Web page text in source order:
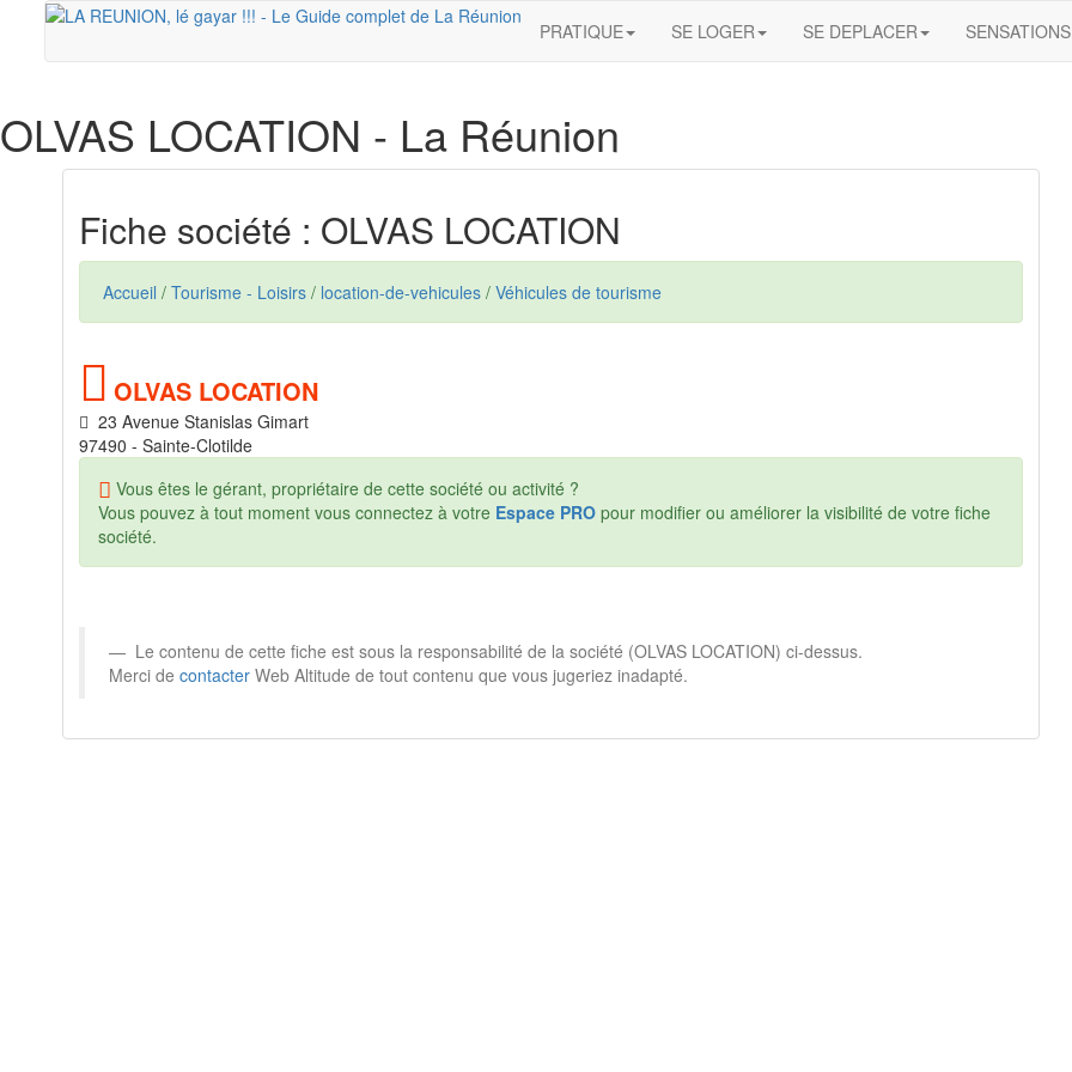
PRATIQUE SE LOGER SE DEPLACER SENSATIONS
OLVAS LOCATION - La Réunion
Fiche société : OLVAS LOCATION
Accueil / Tourisme - Loisirs / location-de-vehicules / Véhicules de tourisme
OLVAS LOCATION
23 Avenue Stanislas Gimart
97490 - Sainte-Clotilde
Vous êtes le gérant, propriétaire de cette société ou activité ?
Vous pouvez à tout moment vous connectez à votre Espace PRO pour modifier ou améliorer la visibilité de votre fiche
société.
Le contenu de cette fiche est sous la responsabilité de la société (OLVAS LOCATION) ci-dessus.
Merci de contacter Web Altitude de tout contenu que vous jugeriez inadapté.